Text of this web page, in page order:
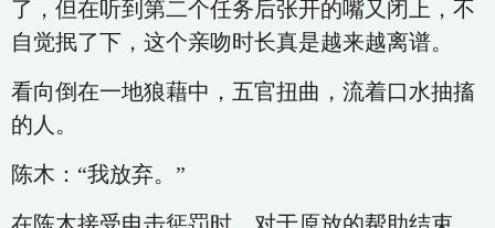
了，但在听到第二个任务后张开的嘴又闭上，不
自觉抿了下，这个亲吻时长真是越来越离谱。
看向倒在一地狼藉中，五官扭曲，流着口水抽搐
的人。
陈木：“我放弃。”